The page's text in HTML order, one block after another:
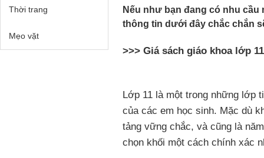
Thời trang
Mẹo vặt
Nếu như bạn đang có nhu
thông tin dưới đây chắc chắn
>>> Giá sách giáo khoa lớp
Lớp 11 là một trong những lớp
của các em học sinh. Mặc dù
tảng vững chắc, và cũng là
chọn khối một cách chính xác